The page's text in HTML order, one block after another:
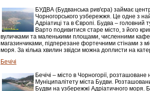
БУДВА (Будванська рив'єра) займає
Чорногорського узбережжя. Це одне з
Адріатиці та в Європі. Будва – головний
Варто подивитися старе місто, з його
вуличками та маленькими площами, численними
магазинчиками, підперезане фортечними стінами з
моря. За кілька хвилин звідси можна доплисти на
Бечічі
Бечічі – місто в Чорногорії, розташоване
Муніципалітету міста Будви.
Будви на узбережжі Адріатичного моря.